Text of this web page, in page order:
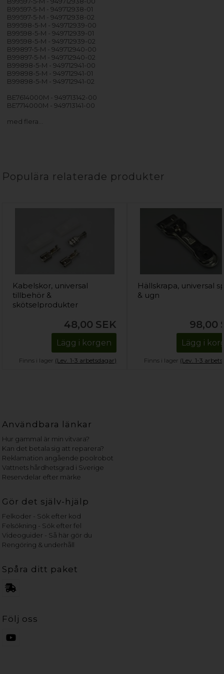
B99597-5-M - 949712938-01
B99597-5-M - 949712938-02
B99598-5-M - 949712939-00
B99598-5-M - 949712939-01
B99598-5-M - 949712939-02
B99897-5-M - 949712940-00
B99897-5-M - 949712940-02
B99898-5-M - 949712941-00
B99898-5-M - 949712941-01
B99898-5-M - 949712941-02
BE7614000M - 949713142-00
BE7714000M - 949713141-00
med flera…
Populära relaterade produkter
Kabelskor, universal
tillbehör &
skötselprodukter
48,00 SEK
Lägg i korgen
Finns i lager (Lev. 1-3 arbetsdagar)
Hällskrapa, universal
& ugn
98,00
Lägg i
Finns i lager (Lev. 1-3
Användbara länkar
Hur gammal är min vitvara?
Kan det betala sig att reparera?
Reklamation angående poolrobot
Vattnets hårdhetsgrad i Sverige
Reservdelar efter märke
Gör det själv-hjälp
Felkoder - Sök efter kod
Felsökning - Sök efter fel
Videoguider - Så här gör du
Rengöring & underhåll
Spåra ditt paket
Följ oss